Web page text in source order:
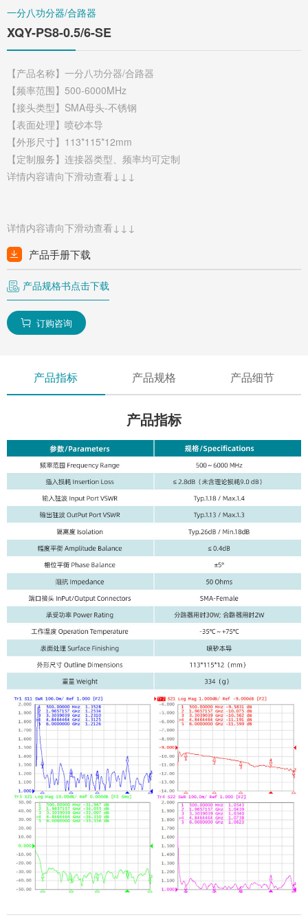
一分八功分器/合路器
XQY-PS8-0.5/6-SE
【产品名称】一分八功分器/合路器
【频率范围】500-6000MHz
【接头类型】SMA母头-不锈钢
【表面处理】喷砂本导
【外形尺寸】113*115*12mm
【定制服务】连接器类型、频率均可定制
详情内容请向下滑动查看↓↓↓
详情内容请向下滑动查看↓↓↓
产品手册下载
产品规格书点击下载
 订购咨询
产品指标 产品规格 产品细节
产品指标